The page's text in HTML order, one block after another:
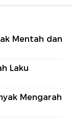
Mentah dan
Laku
Mengarah